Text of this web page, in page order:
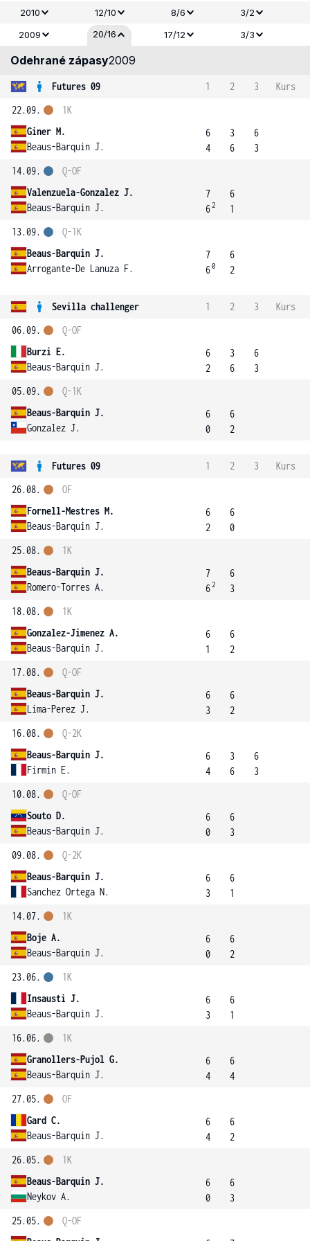
2010 12/10 8/6
3/2
2009
20/16 17/12 3/3
Odehrané zápasy2009
Futures 09 1 2 3
Kurs
22.09.
Giner M.
Beaus-Barquin J.
1K
6
4
3
6
6
3
14.09.
Valenzuela-Gonzalez J.
Beaus-Barquin J.
Q-OF
7
62
6
1
13.09.
Beaus-Barquin J.
Arrogante-De Lanuza F.
Q-1K
7
60
6
2
Sevilla challenger 1 2 3
Kurs
06.09.
Burzi E.
Beaus-Barquin J.
Q-OF
6
2
3
6
6
3
05.09.
Beaus-Barquin J.
Gonzalez J.
Q-1K
6
0
6
2
Futures 09 1 2 3
Kurs
26.08.
Fornell-Mestres M.
Beaus-Barquin J.
OF
6
2
6
0
25.08.
Beaus-Barquin J.
Romero-Torres A.
1K
7
62
6
3
18.08.
Gonzalez-Jimenez A.
Beaus-Barquin J.
1K
6
1
6
2
17.08.
Beaus-Barquin J.
Lima-Perez J.
Q-OF
6
3
6
2
16.08.
Beaus-Barquin J.
Firmin E.
Q-2K
6
4
3
6
6
3
10.08.
Souto D.
Beaus-Barquin J.
Q-OF
6
0
6
3
09.08.
Beaus-Barquin J.
Sanchez Ortega N.
Q-2K
6
3
6
1
14.07.
Boje A.
Beaus-Barquin J.
1K
6
0
6
2
23.06.
Insausti J.
Beaus-Barquin J.
1K
6
3
6
1
16.06.
Granollers-Pujol G.
Beaus-Barquin J.
1K
6
4
6
4
27.05.
Gard C.
Beaus-Barquin J.
OF
6
4
6
2
26.05.
Beaus-Barquin J.
Neykov A.
1K
6
0
6
3
25.05.
Q-OF